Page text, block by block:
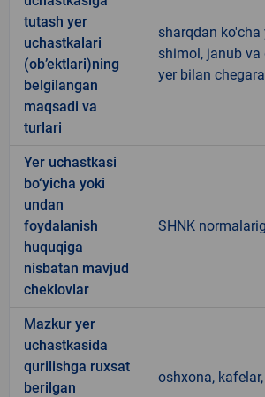
tutash yer
uchastkalari
(ob’ektlari)ning
belgilangan
maqsadi va
turlari
sharqdan ko'cha
shimol, janub va
yer bilan
Yer uchastkasi
bo‘yicha yoki
undan
foydalanish
huquqiga
nisbatan mavjud
cheklovlar
SHNK
Mazkur yer
uchastkasida
qurilishga ruxsat
berilgan
oshxona,